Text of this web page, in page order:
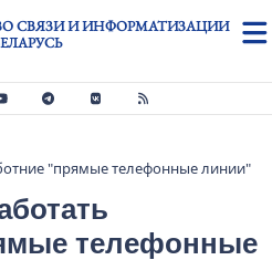
СВЯЗИ И ИНФОРМАТИЗАЦИИ
"прямые телефонные линии"
телефонные